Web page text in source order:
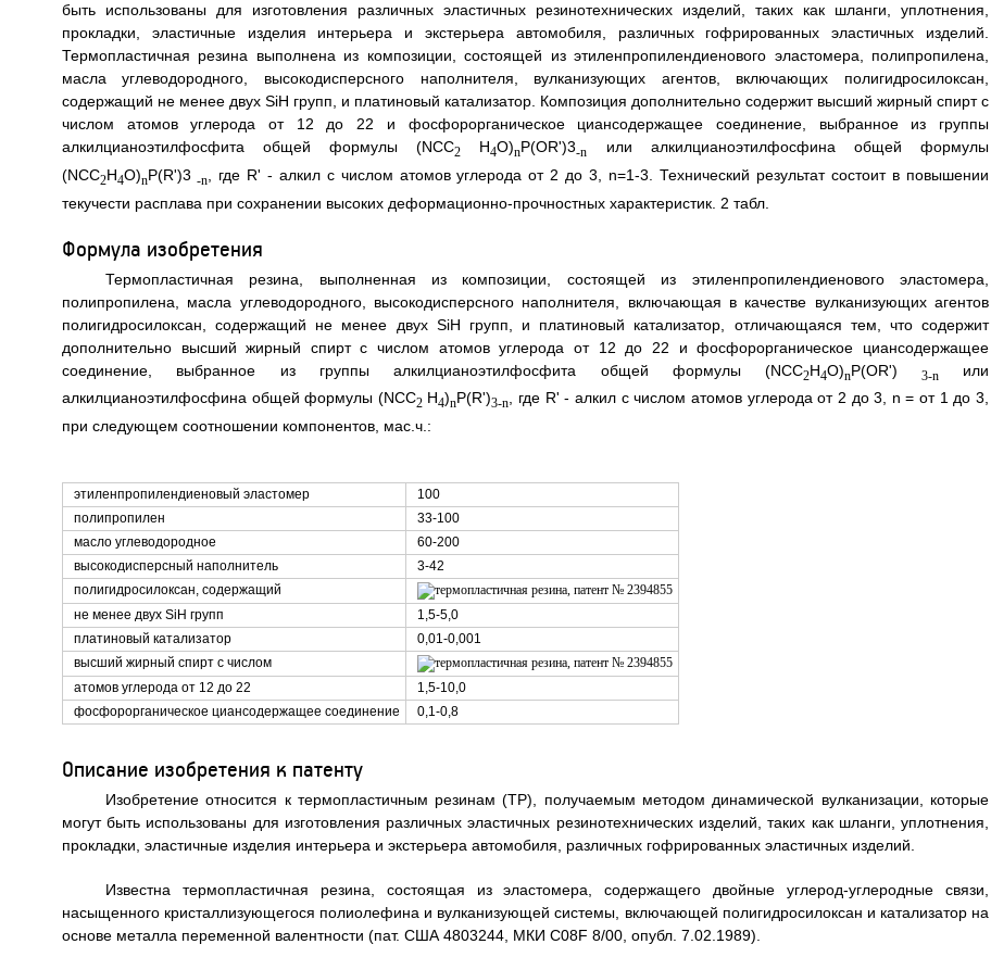
быть использованы для изготовления различных эластичных резинотехнических изделий, таких как шланги, уплотнения,
прокладки, эластичные изделия интерьера и экстерьера автомобиля, различных гофрированных эластичных изделий.
Термопластичная резина выполнена из композиции, состоящей из этиленпропилендиенового эластомера, полипропилена,
масла углеводородного, высокодисперсного наполнителя, вулканизующих агентов, включающих полигидросилоксан,
содержащий не менее двух SiH групп, и платиновый катализатор. Композиция дополнительно содержит высший жирный спирт с
числом атомов углерода от 12 до 22 и фосфорорганическое циансодержащее соединение, выбранное из группы
алкилцианоэтилфосфита общей формулы (NCC2 H4O)nP(OR')3-n
или алкилцианоэтилфосфина общей формулы
(NCC2H4O)nP(R')3 -n
, где R' - алкил с числом атомов углерода от 2 до 3, n=1-3. Технический результат состоит в повышении
текучести расплава при сохранении высоких деформационно-прочностных характеристик. 2 табл.
Формула изобретения
Термопластичная резина, выполненная из композиции, состоящей из этиленпропилендиенового эластомера,
полипропилена, масла углеводородного, высокодисперсного наполнителя, включающая в качестве вулканизующих агентов
полигидросилоксан, содержащий не менее двух SiH групп, и платиновый катализатор, отличающаяся тем, что содержит
дополнительно высший жирный спирт с числом атомов углерода от 12 до 22 и фосфорорганическое циансодержащее
соединение, выбранное из группы алкилцианоэтилфосфита общей формулы (NСС2Н4O)nР(OR') 3-n
или
алкилцианоэтилфосфина общей формулы (NCC2H4)nP(R')3-n, где R' - алкил с числом атомов углерода от 2 до 3, n = от 1 до 3,
при следующем соотношении компонентов, мас.ч.:
этиленпропилендиеновый эластомер
100
полипропилен
33-100
масло углеводородное
60-200
высокодисперсный наполнитель
3-42
полигидросилоксан, содержащий
не менее двух SiH групп
1,5-5,0
платиновый катализатор
0,01-0,001
высший жирный спирт с числом
атомов углерода от 12 до 22
1,5-10,0
фосфорорганическое циансодержащее соединение
0,1-0,8
Описание изобретения к патенту
Изобретение относится к термопластичным резинам (ТР), получаемым методом динамической вулканизации, которые
могут быть использованы для изготовления различных эластичных резинотехнических изделий, таких как шланги, уплотнения,
прокладки, эластичные изделия интерьера и экстерьера автомобиля, различных гофрированных эластичных изделий.
Известна термопластичная резина, состоящая из эластомера, содержащего двойные углерод-углеродные связи,
насыщенного кристаллизующегося полиолефина и вулканизующей системы, включающей полигидросилоксан и катализатор на
основе металла переменной валентности (пат. США 4803244, МКИ C08F 8/00, опубл. 7.02.1989).